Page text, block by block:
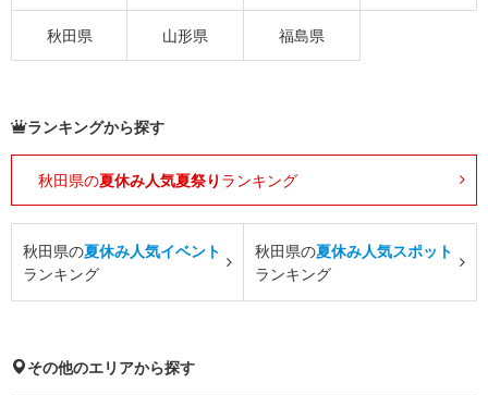
秋田県 山形県 福島県
ランキングから探す
秋田県の夏休み人気夏祭り ランキング
秋田県の夏休み人気イベント
ランキング
秋田県の夏休み人気スポット
ランキング
その他のエリアから探す